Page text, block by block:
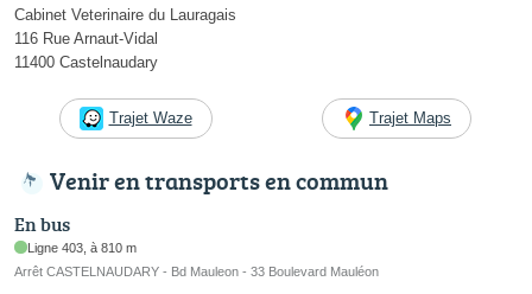
Cabinet Veterinaire du Lauragais
116 Rue Arnaut-Vidal
11400 Castelnaudary
Trajet Waze Trajet Maps
Venir en transports en commun
En bus
Ligne 403, à 810 m
Arrêt CASTELNAUDARY - Bd Mauleon - 33 Boulevard Mauléon